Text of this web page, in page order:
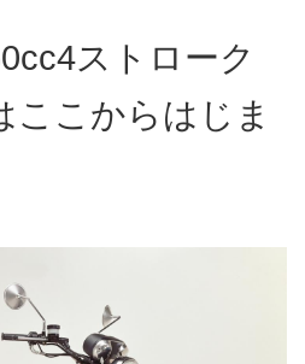
ストローク
ここからはじま